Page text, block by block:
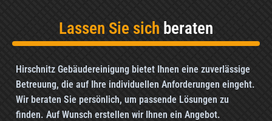
Lassen Sie sich beraten
Hirschnitz Gebäudereinigung bietet Ihnen eine zuverlässige
Betreuung, die auf Ihre individuellen Anforderungen eingeht.
Wir beraten Sie persönlich, um passende Lösungen zu
finden. Auf Wunsch erstellen wir Ihnen ein Angebot.